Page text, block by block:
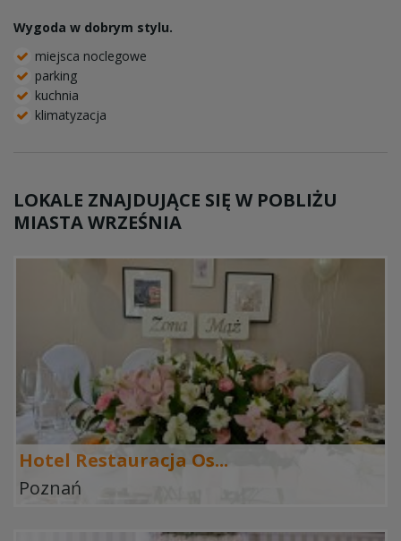
Wygoda w dobrym stylu.
miejsca noclegowe
parking
kuchnia
klimatyzacja
LOKALE ZNAJDUJĄCE SIĘ W POBLIŻU
MIASTA WRZEŚNIA
Hotel Restauracja Os...
Poznań